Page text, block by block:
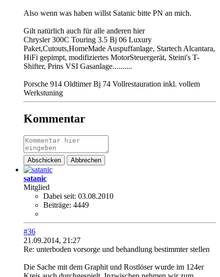
Also wenn was haben willst Satanic bitte PN an mich.
Gilt natürlich auch für alle anderen hier
Chrysler 300C Touring 3.5 Bj 06 Luxury
Paket,Cutouts,HomeMade Auspuffanlage, Startech Alcantara,
HiFi gepimpt, modifiziertes MotorSteuergerät, Steini's T-
Shifter, Prins VSI Gasanlage..........
Porsche 914 Oldtimer Bj 74 Vollrestauration inkl. vollem
Werkstuning
Kommentar
Abschicken Abbrechen
satanic
Mitglied
Dabei seit: 03.08.2010
Beiträge: 4449
#36
21.09.2014, 21:27
Re: unterboden vorsorge und behandlung bestimmter stellen
Die Sache mit dem Graphit und Rostlöser wurde im 124er